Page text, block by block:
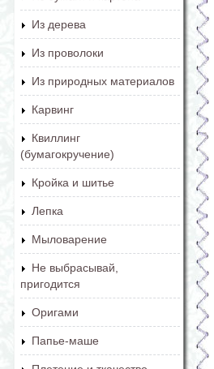
Из дерева
Из проволоки
Из природных материалов
Карвинг
Квиллинг
(бумагокручение)
Кройка и шитье
Лепка
Мыловарение
Не выбрасывай,
пригодится
Оригами
Папье-маше